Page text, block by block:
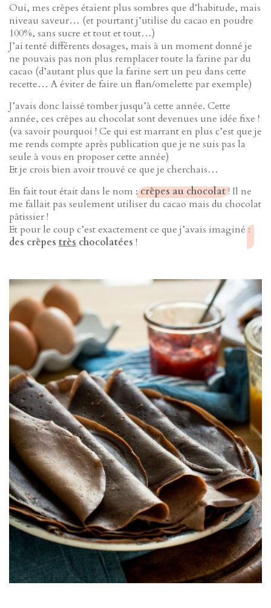
Oui, mes crêpes étaient plus sombres que d’habitude, mais
niveau saveur… (et pourtant j’utilise du cacao en poudre
100%, sans sucre et tout et tout…)
J’ai tenté différents dosages, mais à un moment donné je
ne pouvais pas non plus remplacer toute la farine par du
cacao (d’autant plus que la farine sert un peu dans cette
recette… A éviter de faire un flan/omelette par exemple)
J’avais donc laissé tomber jusqu’à cette année. Cette
année, ces crêpes au chocolat sont devenues une idée fixe !
(va savoir pourquoi ! Ce qui est marrant en plus c’est que je
me rends compte après publication que je ne suis pas la
seule à vous en proposer cette année)
Et je crois bien avoir trouvé ce que je cherchais…
En fait tout était dans le nom :crêpes au chocolat! Il ne
me fallait pas seulement utiliser du cacao mais du chocolat
pâtissier !
Et pour le coup c’est exactement ce que j’avais imaginé :
des crêpes très chocolatées !